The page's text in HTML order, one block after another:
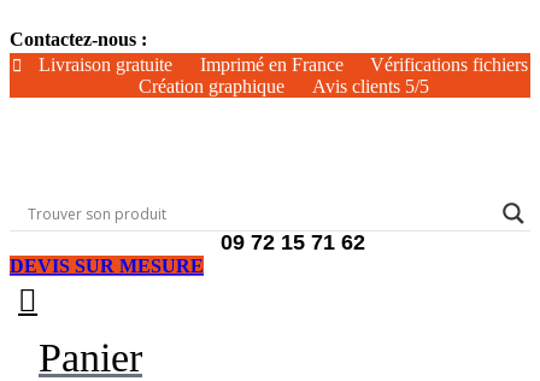
au
contenu
Contactez-nous :
Livraison gratuite
Imprimé en France
Vérifications fichiers
Création graphique
Avis clients 5/5
09 72 15 71 62
DEVIS SUR MESURE
Panier